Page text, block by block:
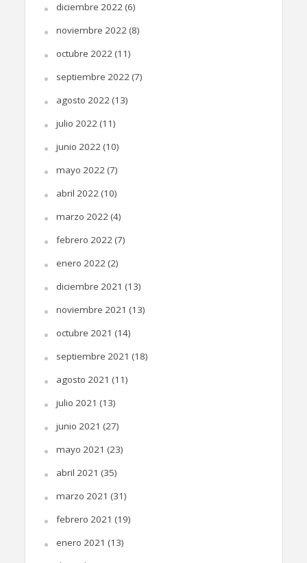
diciembre 2022(6)
noviembre 2022(8)
octubre 2022(11)
septiembre 2022(7)
agosto 2022(13)
julio 2022(11)
junio 2022(10)
mayo 2022(7)
abril 2022(10)
marzo 2022(4)
febrero 2022(7)
enero 2022(2)
diciembre 2021 (13)
noviembre 2021 (13)
octubre 2021 (14)
septiembre 2021 (18)
agosto 2021 (11)
julio 2021 (13)
junio 2021 (27)
mayo 2021 (23)
abril 2021 (35)
marzo 2021 (31)
febrero 2021 (19)
enero 2021 (13)